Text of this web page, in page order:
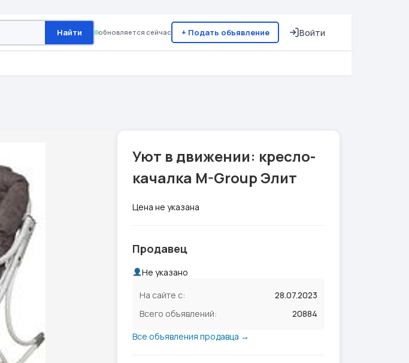
Найти обновляется сейчас + Подать объявление Войти
Уют в движении: кресло-
качалка M-Group Элит
Цена не указана
Продавец
Не указано
На сайте с:
28.07.2023
Всего объявлений:
20884
Все объявления продавца →